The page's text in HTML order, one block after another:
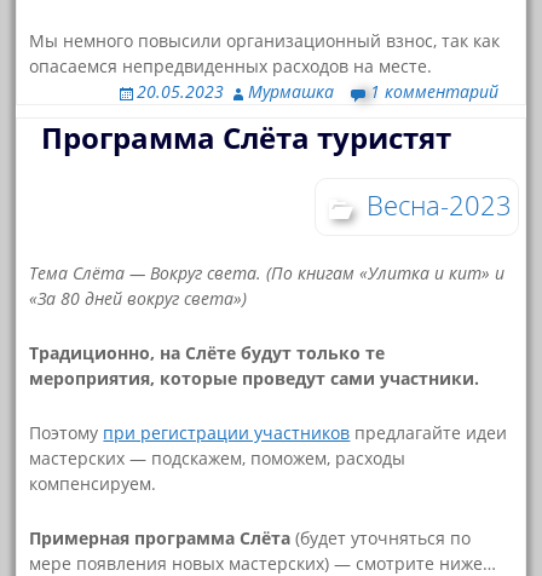
Мы немного повысили организационный взнос, так как
опасаемся непредвиденных расходов на месте.
20.05.2023
Мурмашка 1 комментарий
Программа Слёта туристят
Весна-2023
Тема Слёта — Вокруг света. (По книгам «Улитка и кит» и
«За 80 дней вокруг света»)
Традиционно, на Слёте будут только те
мероприятия, которые проведут сами участники.
Поэтому при регистрации участников предлагайте идеи
мастерских — подскажем, поможем, расходы
компенсируем.
Примерная программа Слёта(будет уточняться по
мере появления новых мастерских) — смотрите ниже…